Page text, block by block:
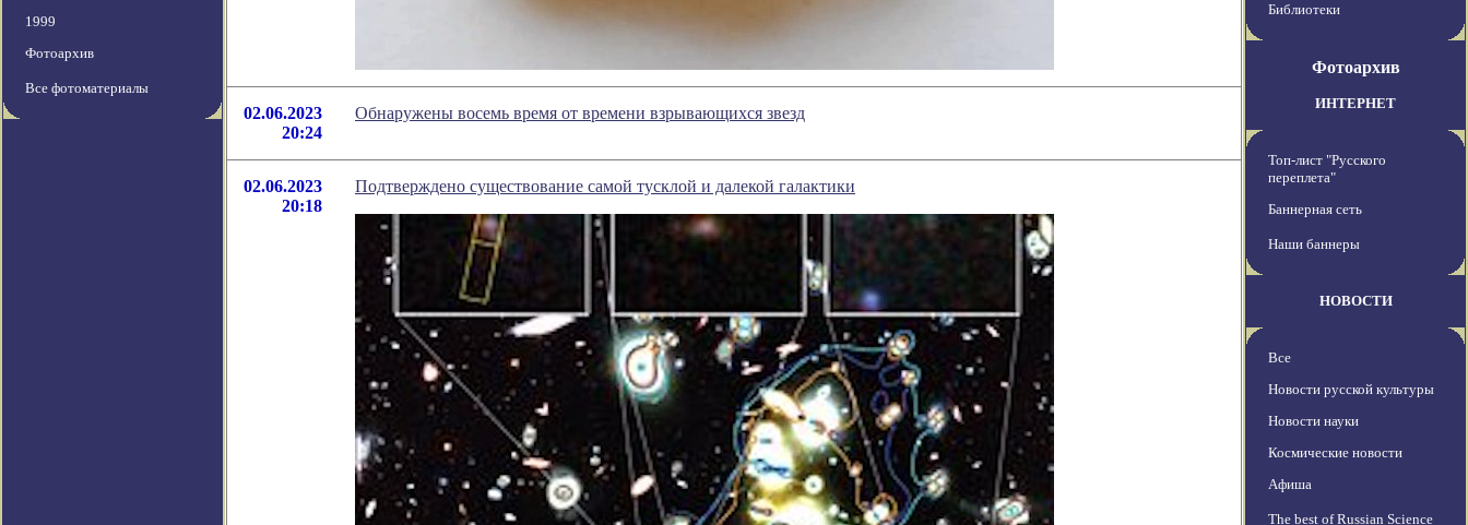
1999
Фотоархив
Все фотоматериалы
02.06.2023
20:24
Обнаружены восемь время от времени взрывающихся звезд
02.06.2023
20:18
Подтверждено существование самой тусклой и далекой галактики
Библиотеки
Фотоархив
ИНТЕРНЕТ
Топ-лист "Русского
переплета"
Баннерная сеть
Наши баннеры
НОВОСТИ
Все
Новости русской культуры
Новости науки
Космические новости
Афиша
The best of Russian Science